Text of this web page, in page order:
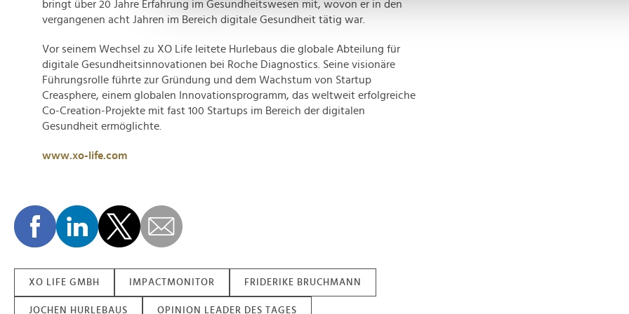
und die Zugriffe auf unsere Website zu analysieren. Außerdem geben wir Informationen zu
möglicherweise mit weiteren Daten zusammen, die Sie ihnen bereitgestellt haben oder die
der Dienste gesammelt haben.
bringt über 20 Jahre Erfahrung im Gesundheitswesen mit, wovon er in den
vergangenen acht Jahren im Bereich digitale Gesundheit tätig war.
Vor seinem Wechsel zu XO Life leitete Hurlebaus die globale Abteilung für
digitale Gesundheitsinnovationen bei Roche Diagnostics. Seine visionäre
Führungsrolle führte zur Gründung und dem Wachstum von Startup
Creasphere, einem globalen Innovationsprogramm, das weltweit erfolgreiche
Co-Creation-Projekte mit fast 100 Startups im Bereich der digitalen
Gesundheit ermöglichte.
www.xo-life.com
XO LIFE GMBH IMPACTMONITOR FRIDERIKE BRUCHMANN
JOCHEN HURLEBAUS OPINION LEADER DES TAGES